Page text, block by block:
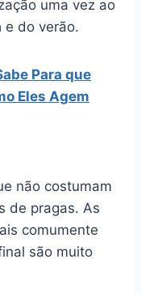
uma vez ao
e do verão.
Para que
Eles Agem
não costumam
de pragas. As
comumente
são muito